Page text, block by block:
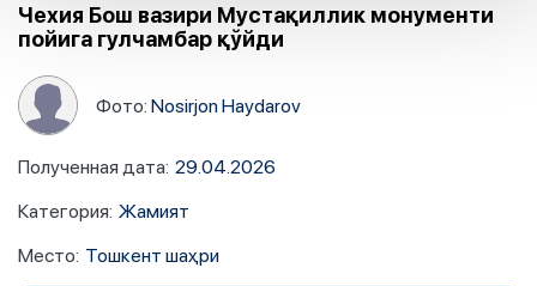
Чехия Бош вазири Мустақиллик монументи
пойига гулчамбар қўйди
Фото:Nosirjon Haydarov
Полученная дата: 29.04.2026
Категория: Жамият
Место: Тошкент шаҳри